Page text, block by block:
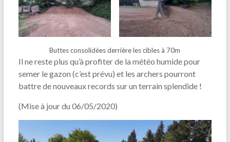
Buttes consolidées derrière les cibles à 70m
Il ne reste plus qu’à profiter de la météo humide pour
semer le gazon (c’est prévu) et les archers pourront
battre de nouveaux records sur un terrain splendide !
(Mise à jour du 06/05/2020)